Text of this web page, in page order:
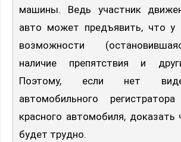
машины. Ведь участник
авто может предъявить, что у
возможности
наличие препятствия и
Поэтому, если нет
автомобильного
красного автомобиля, доказать
будет трудно.